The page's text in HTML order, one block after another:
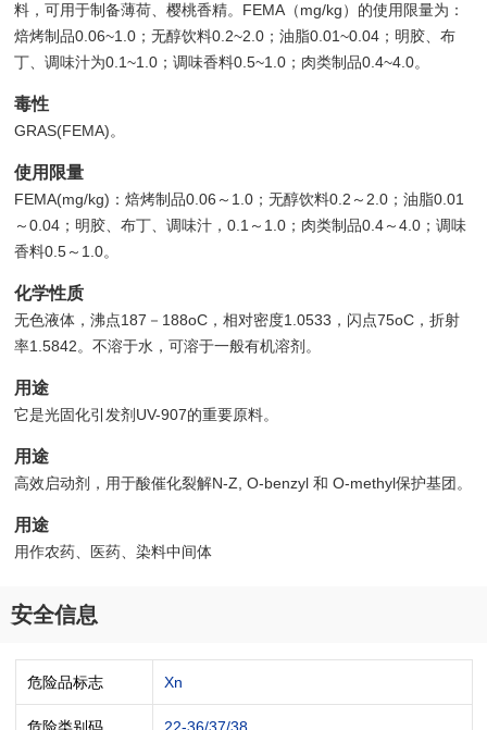
料，可用于制备薄荷、樱桃香精。FEMA（mg/kg）的使用限量为：
焙烤制品0.06~1.0；无醇饮料0.2~2.0；油脂0.01~0.04；明胶、布
丁、调味汁为0.1~1.0；调味香料0.5~1.0；肉类制品0.4~4.0。
毒性
GRAS(FEMA)。
使用限量
FEMA(mg/kg)：焙烤制品0.06～1.0；无醇饮料0.2～2.0；油脂0.01
～0.04；明胶、布丁、调味汁，0.1～1.0；肉类制品0.4～4.0；调味
香料0.5～1.0。
化学性质
无色液体，沸点187－188oC，相对密度1.0533，闪点75oC，折射
率1.5842。不溶于水，可溶于一般有机溶剂。
用途
它是光固化引发剂UV-907的重要原料。
用途
高效启动剂，用于酸催化裂解N-Z, O-benzyl 和 O-methyl保护基团。
用途
用作农药、医药、染料中间体
安全信息
危险品标志 Xn